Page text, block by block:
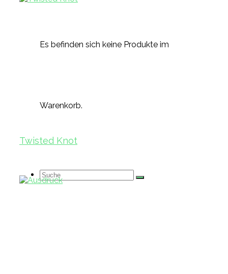
Es befinden sich keine Produkte im
Warenkorb.
Suche
Twisted Knot